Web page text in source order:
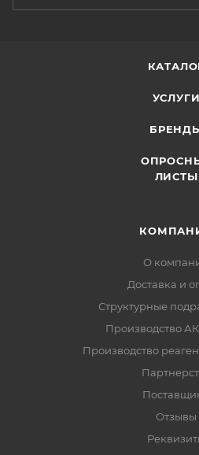
УСЛУГИ
ЛИСТЫ
О
Доставка и
Структурные
Производство
Производство
Отзывы